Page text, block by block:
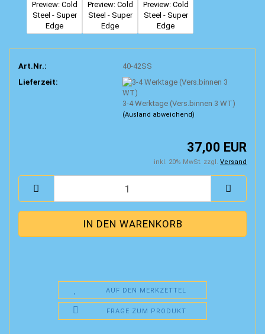
Art.Nr.:
40-42SS
Lieferzeit:
3-4 Werktage (Vers.binnen 3 WT)
(Ausland abweichend)
37,00 EUR
inkl. 20% MwSt. zzgl. Versand
AUF DEN MERKZETTEL
FRAGE ZUM PRODUKT